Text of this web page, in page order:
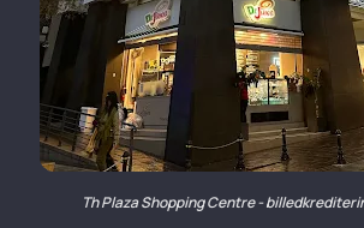
Th Plaza Shopping Centre -